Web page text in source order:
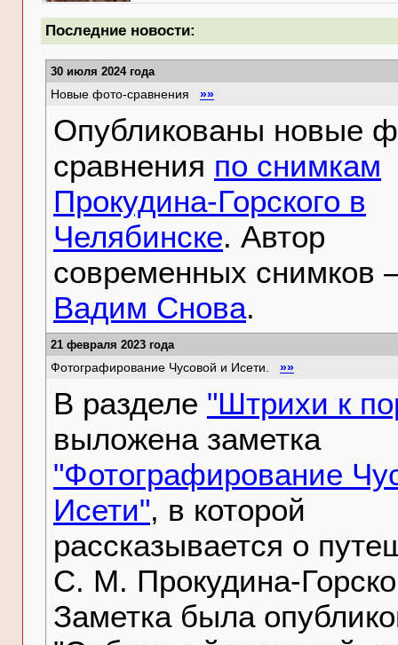
Последние новости:
30 июля 2024 года
Новые фото-сравнения »»
Опубликованы новые
сравнения по снимкам
Прокудина-Горского в
Челябинске. Автор
современных снимков
Вадим Снова.
21 февраля 2023 года
Фотографирование Чусовой и Исети. »»
В разделе "Штрихи к
выложена заметка
"Фотографирование
Исети", в которой
рассказывается о
С. М. Прокудина-
Заметка была